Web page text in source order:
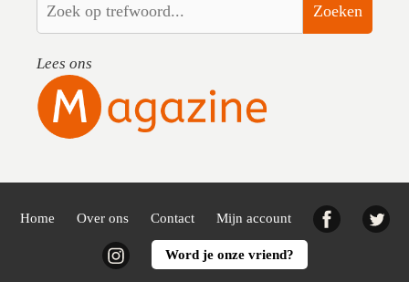
Zoeken
Lees ons
Home Over ons Contact Mijn account Facebook
InstagramWord je onze vriend?